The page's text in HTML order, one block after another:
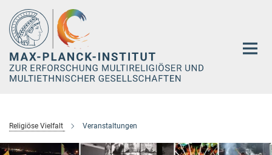
Hauptinhalt
Religiöse Vielfalt Veranstaltungen